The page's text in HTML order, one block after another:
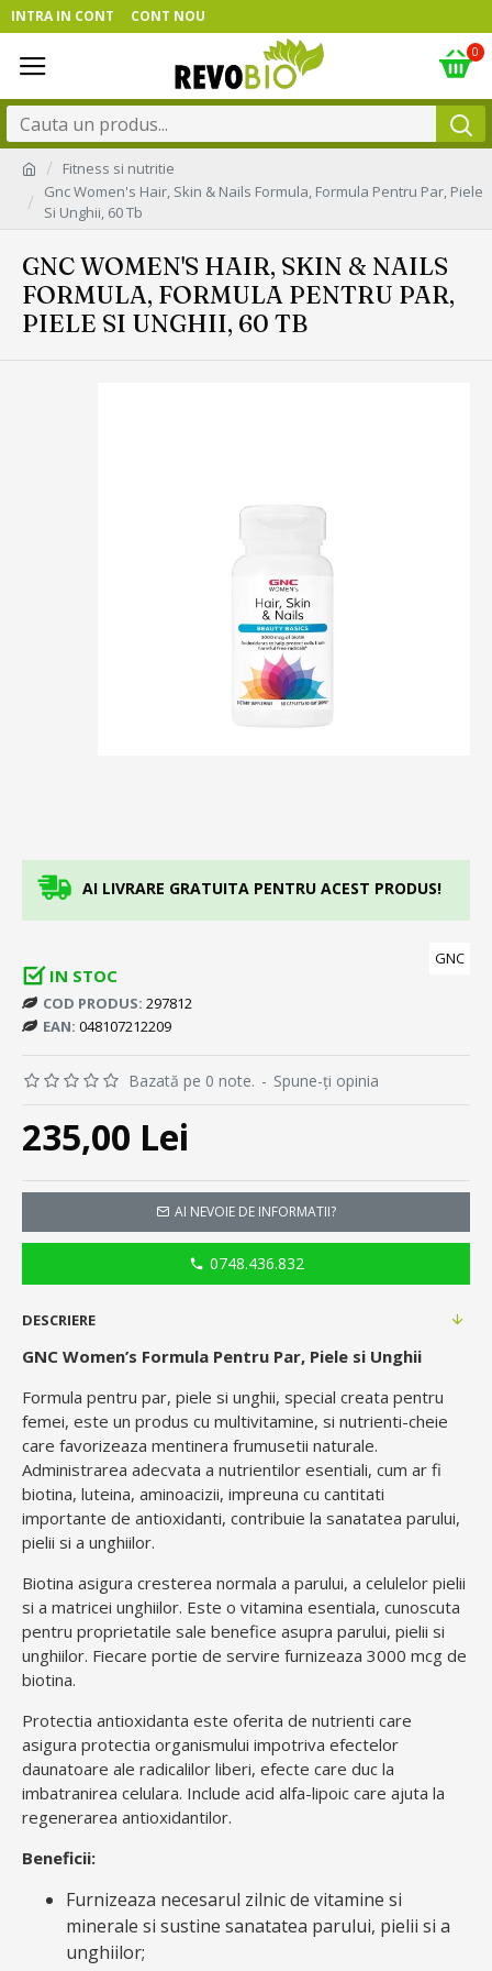
INTRA IN CONT CONT NOU
0
Fitness si nutritie
Gnc Women's Hair, Skin & Nails Formula, Formula Pentru Par, Piele
Si Unghii, 60 Tb
GNC WOMEN'S HAIR, SKIN & NAILS
FORMULA, FORMULA PENTRU PAR,
PIELE SI UNGHII, 60 TB
AI LIVRARE GRATUITA PENTRU ACEST PRODUS!
IN STOC
COD PRODUS: 297812
EAN: 048107212209
GNC
Bazată pe 0 note. - Spune-ţi opinia
235,00 Lei
AI NEVOIE DE INFORMATII?
0748.436.832
DESCRIERE
GNC Women’s Formula Pentru Par, Piele si Unghii
Formula pentru par, piele si unghii, special creata pentru
femei, este un produs cu multivitamine, si nutrienti-cheie
care favorizeaza mentinera frumusetii naturale.
Administrarea adecvata a nutrientilor esentiali, cum ar fi
biotina, luteina, aminoacizii, impreuna cu cantitati
importante de antioxidanti, contribuie la sanatatea parului,
pielii si a unghiilor.
Biotina asigura cresterea normala a parului, a celulelor pielii
si a matricei unghiilor. Este o vitamina esentiala, cunoscuta
pentru proprietatile sale benefice asupra parului, pielii si
unghiilor. Fiecare portie de servire furnizeaza 3000 mcg de
biotina.
Protectia antioxidanta este oferita de nutrienti care
asigura protectia organismului impotriva efectelor
daunatoare ale radicalilor liberi, efecte care duc la
imbatranirea celulara. Include acid alfa-lipoic care ajuta la
regenerarea antioxidantilor.
Beneficii:
Furnizeaza necesarul zilnic de vitamine si
minerale si sustine sanatatea parului, pielii si a
unghiilor;